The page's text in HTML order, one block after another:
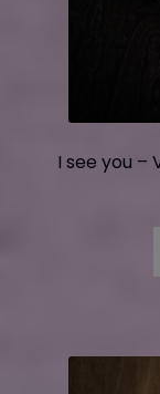
I see you –